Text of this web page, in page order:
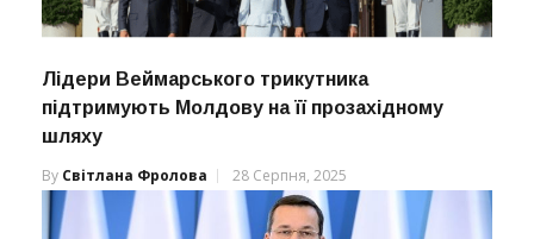
Лідери Веймарського трикутника
підтримують Молдову на її прозахідному
шляху
By Світлана Фролова 28 Серпня, 2025